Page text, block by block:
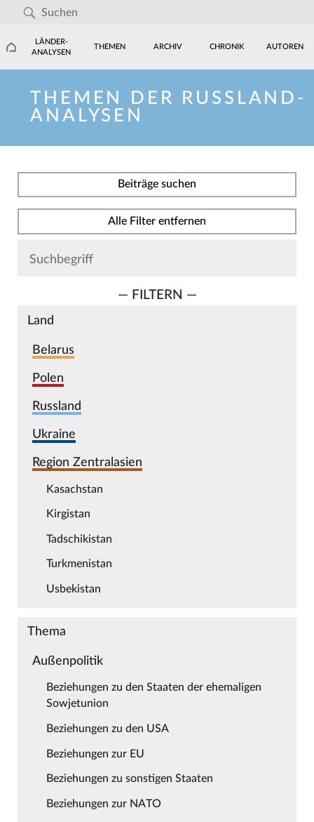
LÄNDER-
ANALYSEN
THEMEN ARCHIV CHRONIK AUTOREN
THEMEN DER RUSSLAND-
ANALYSEN
Beiträge suchen
Alle Filter entfernen
— FILTERN —
Land
Belarus
Polen
Russland
Ukraine
Region Zentralasien
Kasachstan
Kirgistan
Tadschikistan
Turkmenistan
Usbekistan
Thema
Außenpolitik
Beziehungen zu den Staaten der ehemaligen
Sowjetunion
Beziehungen zu den USA
Beziehungen zur EU
Beziehungen zu sonstigen Staaten
Beziehungen zur NATO